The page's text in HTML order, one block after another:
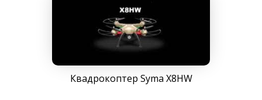
Квадрокоптер Syma X8HW